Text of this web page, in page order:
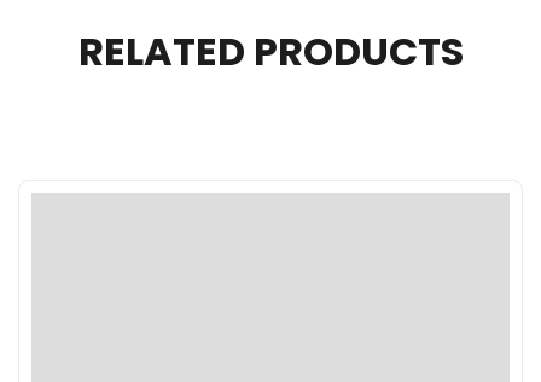
RELATED PRODUCTS